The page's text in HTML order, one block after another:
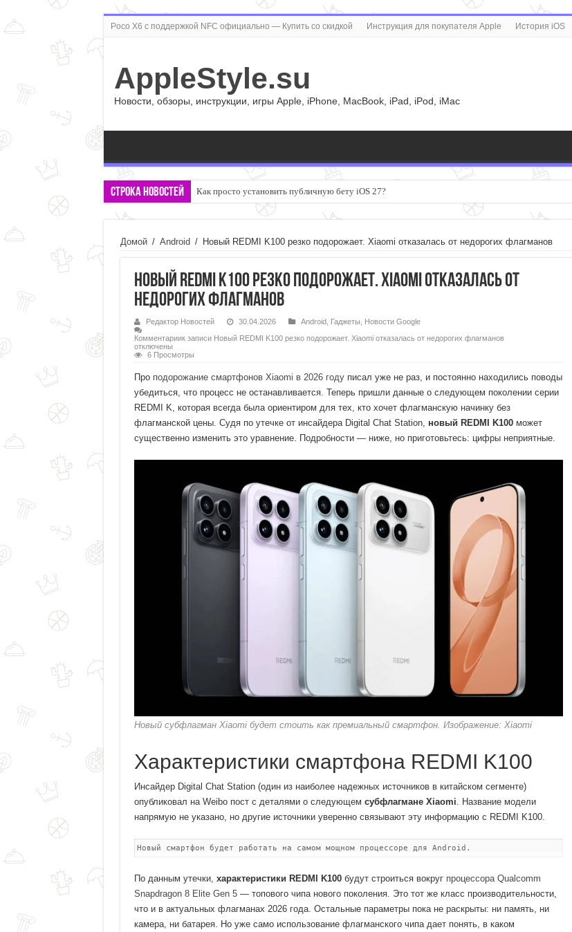
Poco X6 с поддержкой NFC официально — Купить со скидкой Инструкция для покупателя Apple История iOS
AppleStyle.su
Новости, обзоры, инструкции, игры Apple, iPhone, MacBook, iPad, iPod, iMac
Строка новостей Как просто установить публичную бету iOS 27?
Домой / Android / Новый REDMI K100 резко подорожает. Xiaomi отказалась от недорогих флагманов
Новый REDMI K100 резко подорожает. Xiaomi отказалась от
недорогих флагманов
Редактор Новостей 30.04.2026 Android, Гаджеты
Новости Google
Комментариик записи Новый REDMI K100 резко подорожает. Xiaomi отказалась от недорогих флагманов
отключены
6 Просмотры
Про подорожание смартфонов Xiaomi в 2026 годуписал уже не раз, и постоянно находились поводы
убедиться, что процесс не останавливается. Теперь пришли данные о следующем поколении серии
REDMI K, которая всегда была ориентиром для тех, кто хочет флагманскую начинку без
флагманской цены. Судя по утечке от инсайдера Digital Chat Station, новый REDMI K100может
существенно изменить это уравнение. Подробности — ниже, но приготовьтесь: цифры неприятные.
Новый субфлагман Xiaomi будет стоить как премиальный смартфон. Изображение: Xiaomi
Характеристики смартфона REDMI K100
Инсайдер Digital Chat Station (один из наиболее надежных источников в китайском сегменте)
опубликовал на Weibo пост с деталями о следующем субфлагмане Xiaomi. Название модели
напрямую не указано, но другие источники уверенно связывают эту информацию с REDMI K100.
Новый смартфон будет работать на самом мощном процессоре для Android.
По данным утечки, характеристики REDMI K100будут строиться вокруг процессора Qualcomm
Snapdragon 8 Elite Gen 5— топового чипа нового поколения. Это тот же класс производительности,
что и в актуальных флагманах 2026 года. Остальные параметры пока не раскрыты: ни память, ни
камера, ни батарея. Но уже само использование флагманского чипа дает понять, в каком